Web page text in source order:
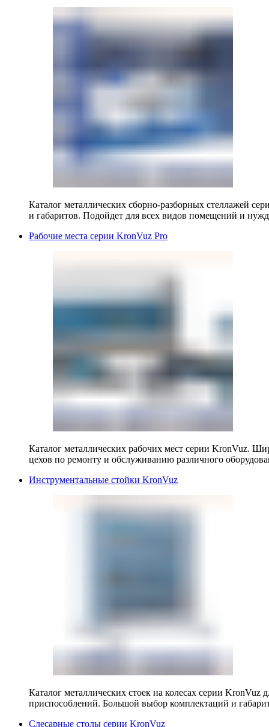
Каталог металлических сборно-разборных стеллажей
и габаритов. Подойдет для всех видов помещений и
Рабочие места серии KronVuz Pro
Каталог металлических рабочих мест серии KronVuz.
цехов по ремонту и обслуживанию различного
Инструментальные стойки KronVuz
Каталог металлических стоек на колесах серии KronVuz
приспособлений. Большой выбор комплектаций и
Слесарные столы серии KronVuz